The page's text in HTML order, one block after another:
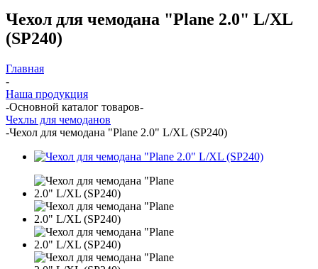
Чехол для чемодана "Plane 2.0" L/XL
(SP240)
Главная
-
Наша продукция
-Основной каталог товаров-
Чехлы для чемоданов
-Чехол для чемодана "Plane 2.0" L/XL (SP240)